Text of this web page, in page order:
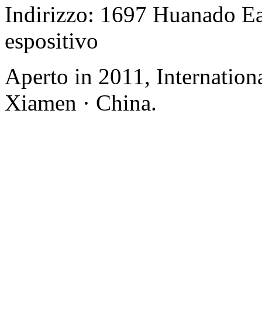
Indirizzo: 1697 Huanado
espositivo
Aperto in 2011,
Xiamen · China.